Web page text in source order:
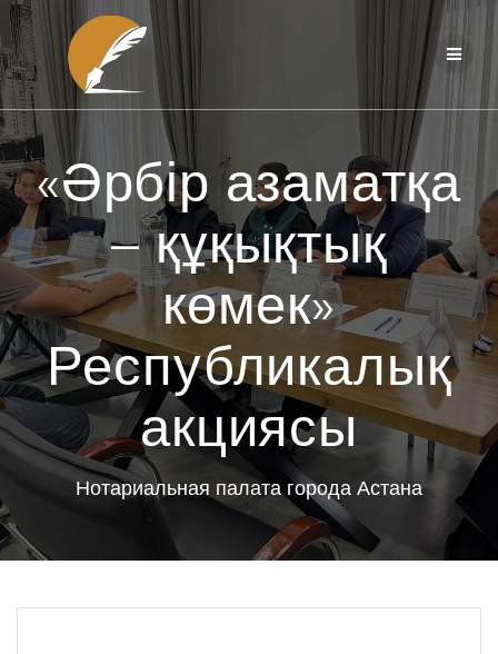
«Әрбір азаматқа
– құқықтық
көмек»
Республикалық
акциясы
Нотариальная палата города Астана